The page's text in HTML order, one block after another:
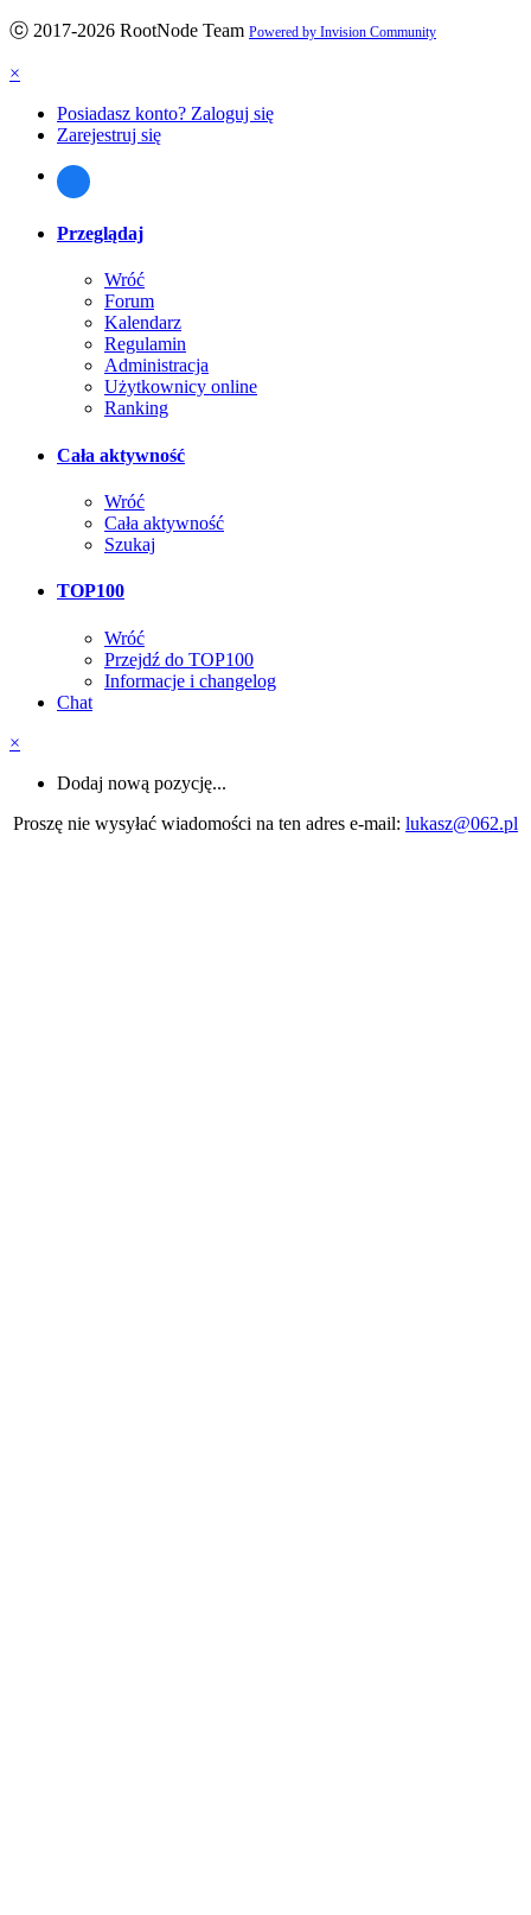
ⓒ 2017-2026 RootNode Team Powered by Invision Community
×
Posiadasz konto? Zaloguj się
Zarejestruj się
Przeglądaj
Wróć
Forum
Kalendarz
Regulamin
Administracja
Użytkownicy online
Ranking
Cała aktywność
Wróć
Cała aktywność
Szukaj
TOP100
Wróć
Przejdź do TOP100
Informacje i changelog
Chat
×
Dodaj nową pozycję...
Proszę nie wysyłać wiadomości na ten adres e-mail: lukasz@062.pl